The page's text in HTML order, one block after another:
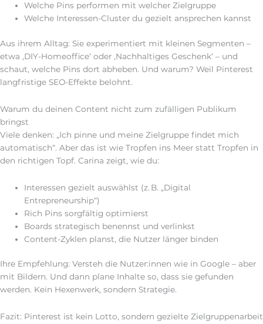
Welche Pins performen mit welcher Zielgruppe
Welche Interessen-Cluster du gezielt ansprechen kannst
Aus ihrem Alltag: Sie experimentiert mit kleinen Segmenten –
etwa ‚DIY-Homeoffice‘ oder ‚Nachhaltiges Geschenk‘ – und
schaut, welche Pins dort abheben. Und warum? Weil Pinterest
langfristige SEO-Effekte belohnt.
Warum du deinen Content nicht zum zufälligen Publikum
bringst
Viele denken: „Ich pinne und meine Zielgruppe findet mich
automatisch“. Aber das ist wie Tropfen ins Meer statt Tropfen in
den richtigen Topf. Carina zeigt, wie du:
Interessen gezielt auswählst (z. B. „Digital
Entrepreneurship“)
Rich Pins sorgfältig optimierst
Boards strategisch benennst und verlinkst
Content-Zyklen planst, die Nutzer länger binden
Ihre Empfehlung: Versteh die Nutzer:innen wie in Google – aber
mit Bildern. Und dann plane Inhalte so, dass sie gefunden
werden. Kein Hexenwerk, sondern Strategie.
Fazit: Pinterest ist kein Lotto, sondern gezielte Zielgruppenarbeit